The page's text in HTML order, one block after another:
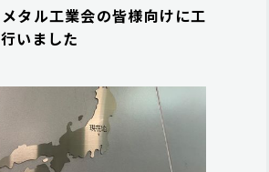
タル工業会の皆様向けに工
いました